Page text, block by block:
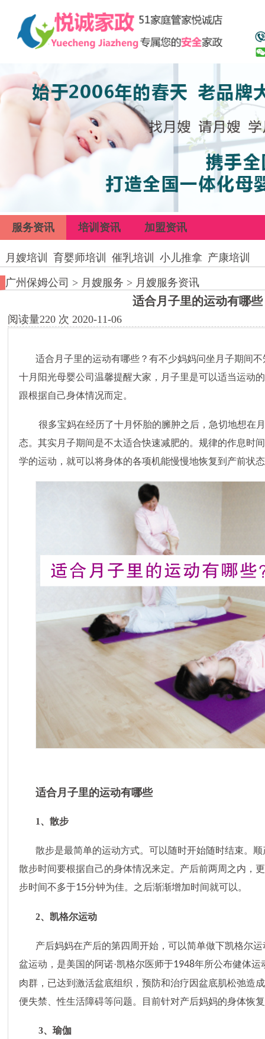
服务资讯 培训资讯 加盟资讯
月嫂培训 育婴师培训 催乳培训 小儿推拿 产康培训
广州保姆公司 > 月嫂服务 > 月嫂服务资讯
适合月子里的运动有哪些
阅读量220 次 2020-11-06
适合月子里的运动有哪些？有不少妈妈问坐月子期间
十月阳光母婴公司温馨提醒大家，月子里是可以适当运动
跟根据自己身体情况而定。
很多宝妈在经历了十月怀胎的臃肿之后，急切地想在
态。其实月子期间是不太适合快速减肥的。规律的作息时
学的运动，就可以将身体的各项机能慢慢地恢复到产前状
适合月子里的运动有哪些
1、散步
散步是最简单的运动方式。可以随时开始随时结束。
散步时间要根据自己的身体情况来定。产后前两周之内，
步时间不多于15分钟为佳。之后渐渐增加时间就可以。
2、凯格尔运动
产后妈妈在产后的第四周开始，可以简单做下凯格尔
盆运动，是美国的阿诺·凯格尔医师于1948年所公布健体运
肉群，已达到激活盆底组织，预防和治疗因盆底肌松弛造
便失禁、性生活障碍等问题。目前针对产后妈妈的身体恢
3、瑜伽